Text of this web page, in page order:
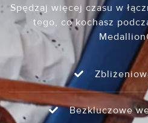
Spędzaj więcej czasu w
tego, co kochasz
Bezkluczowe